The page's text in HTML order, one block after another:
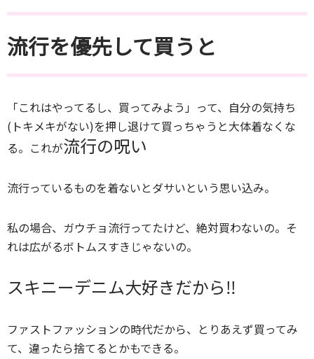
流行を優先して買うと
「これはやってるし、買ってみよう」って、自分の気持ち
(トキメキがない)を押し退けて買っちゃうと大体着なくな
る。これが流行の呪い
流行っているものを着ないとダサいという思い込み。
私の場合、ガウチョ流行ってたけど、絶対買わないの。そ
れは広がるボトムスすきじゃないの。
スキニーデニム大好きだから‼
ファストファッションの時代だから、とりあえず買ってみ
て、違ったら捨てるとかもできる。